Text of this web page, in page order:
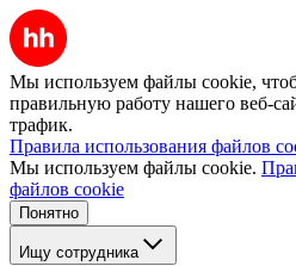
Мы используем файлы cookie,
правильную работу нашего веб-
трафик.
Правила использования файлов
Мы используем файлы cookie.
файлов cookie
Понятно
Ищу сотрудника